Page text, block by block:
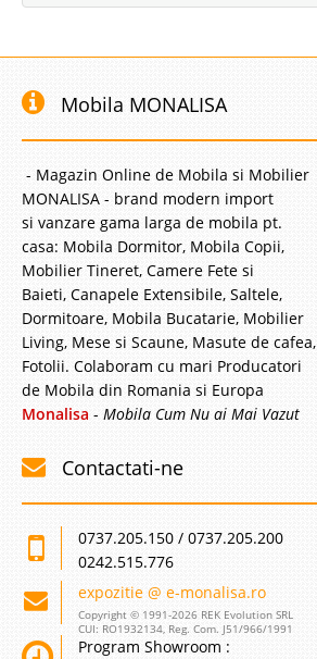
Mobila MONALISA
- Magazin Online de Mobila si Mobilier
MONALISA - brand modern import
si vanzare gama larga de mobila pt.
casa: Mobila Dormitor, Mobila Copii,
Mobilier Tineret, Camere Fete si
Baieti, Canapele Extensibile, Saltele,
Dormitoare, Mobila Bucatarie, Mobilier
Living, Mese si Scaune, Masute de cafea,
Fotolii. Colaboram cu mari Producatori
de Mobila din Romania si Europa
Monalisa - Mobila Cum Nu ai Mai Vazut
Contactati-ne
0737.205.150 / 0737.205.200
0242.515.776
expozitie @ e-monalisa.ro
Copyright © 1991-2026 REK Evolution SRL
CUI: RO1932134, Reg. Com. J51/966/1991
Program Showroom :